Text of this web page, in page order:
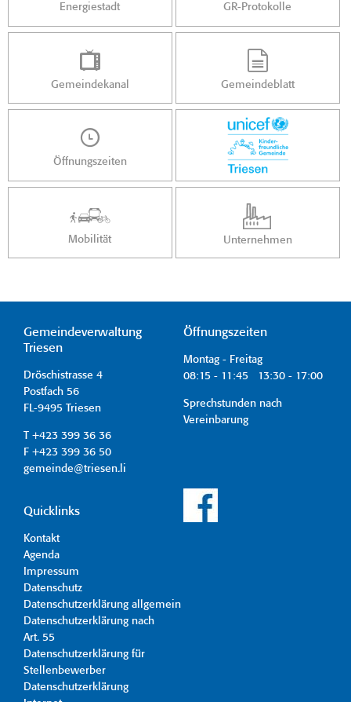
Energiestadt GR-Protokolle
Gemeindekanal Gemeindeblatt
Öffnungszeiten
Mobilität Unternehmen
Gemeindeverwaltung
Triesen
Dröschistrasse 4
Postfach 56
FL-9495 Triesen
T +423 399 36 36
F +423 399 36 50
gemeinde@triesen.li
Öffnungszeiten
Montag - Freitag
08:15 - 11:45 13:30 - 17:00
Sprechstunden nach
Vereinbarung
Quicklinks
Kontakt
Agenda
Impressum
Datenschutz
Datenschutzerklärung allgemein
Datenschutzerklärung nach
Art. 55
Datenschutzerklärung für
Stellenbewerber
Datenschutzerklärung